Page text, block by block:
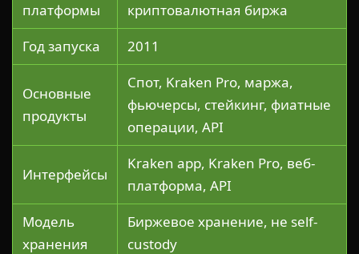
платформы
криптовалютная биржа
Год запуска
2011
Основные
продукты
Спот, Kraken Pro, маржа,
фьючерсы, стейкинг, фиатные
операции, API
Интерфейсы
Kraken app, Kraken Pro, веб-
платформа, API
Модель
хранения
Биржевое хранение, не self-
custody